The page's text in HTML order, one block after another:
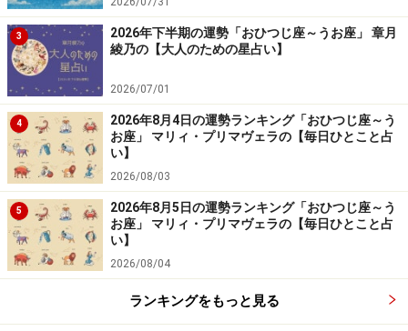
バッチリ。ただ、現実は理想と遠く、「いつの日か」と
いう思いが強まることに。
＞【おひつじ座さんの夏の恋攻略法、処方箋】はこちら
おうし座さん（4月20日～5月20日生まれ）
の幸せのカルテ
あなたにとって夏は、「インドア」な季節です。
どちらかといえば、暑さはニガテ。
強い太陽の光に負けてしまうのです。安全、安心を求め
る気持ちが強まって、恋も保守的、守りに入るでしょ
3
2026年下半期の運勢「おひつじ座～うお座」 章月
綾乃の【大人のための星占い】
2026/07/01
4
2026年8月4日の運勢ランキング「おひつじ座～う
お座」 マリィ・プリマヴェラの【毎日ひとこと占
い】
2026/08/03
5
2026年8月5日の運勢ランキング「おひつじ座～う
お座」 マリィ・プリマヴェラの【毎日ひとこと占
い】
2026/08/04
ランキングをもっと見る